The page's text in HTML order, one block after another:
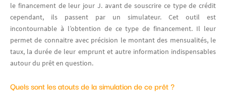
le financement de leur jour J. avant de souscrire ce type de crédit
cependant, ils passent par un simulateur. Cet outil est
incontournable à l’obtention de ce type de financement. Il leur
permet de connaitre avec précision le montant des mensualités, le
taux, la durée de leur emprunt et autre information indispensables
autour du prêt en question.
Quels sont les atouts de la simulation de ce prêt ?